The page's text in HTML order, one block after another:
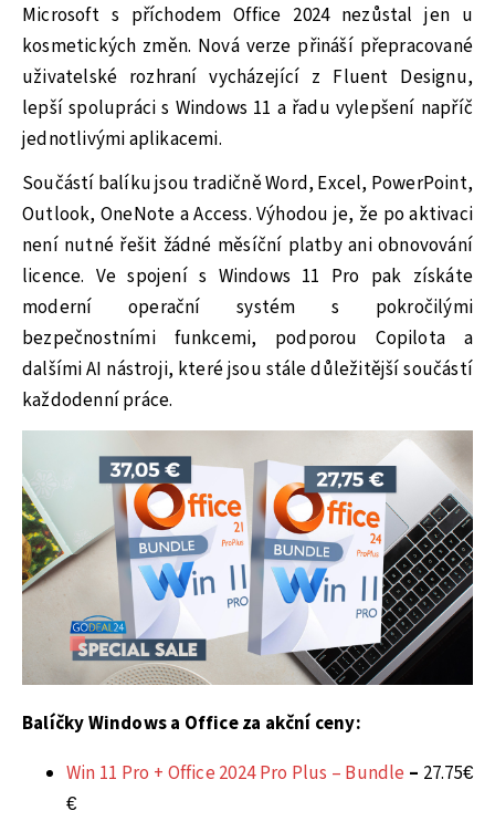
Microsoft s příchodem Office 2024 nezůstal jen u
kosmetických změn. Nová verze přináší přepracované
uživatelské rozhraní vycházející z Fluent Designu,
lepší spolupráci s Windows 11 a řadu vylepšení napříč
jednotlivými aplikacemi.
Součástí balíku jsou tradičně Word, Excel, PowerPoint,
Outlook, OneNote a Access. Výhodou je, že po aktivaci
není nutné řešit žádné měsíční platby ani obnovování
licence. Ve spojení s Windows 11 Pro pak získáte
moderní operační systém s pokročilými
bezpečnostními funkcemi, podporou Copilota a
dalšími AI nástroji, které jsou stále důležitější součástí
každodenní práce.
Balíčky Windows a Office za akční ceny:
Win 11 Pro + Office 2024 Pro Plus – Bundle – 27.75€
€